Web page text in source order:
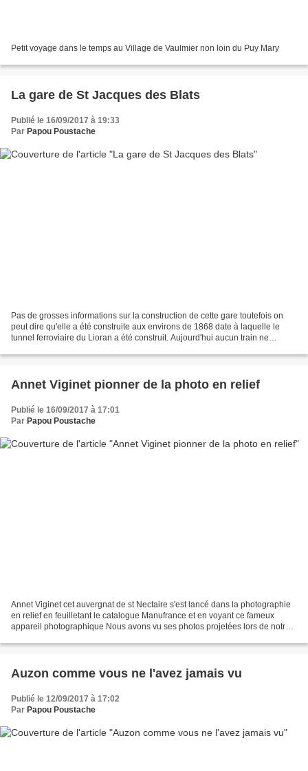
Petit voyage dans le temps au Village de Vaulmier non loin du Puy Mary
La gare de St Jacques des Blats
Publié le 16/09/2017 à 19:33
Par Papou Poustache
Pas de grosses informations sur la construction de cette gare toutefois on
peut dire qu'elle a été construite aux environs de 1868 date à laquelle le
tunnel ferroviaire du Lioran a été construit. Aujourd'hui aucun train ne
Annet Viginet pionner de la photo en relief
Publié le 16/09/2017 à 17:01
Par Papou Poustache
Annet Viginet cet auvergnat de st Nectaire s'est lancé dans la photographie
en relief en feuilletant le catalogue Manufrance et en voyant ce fameux
appareil photographique Nous avons vu ses photos projetées lors de notre
Auzon comme vous ne l'avez jamais vu
Publié le 12/09/2017 à 17:02
Par Papou Poustache